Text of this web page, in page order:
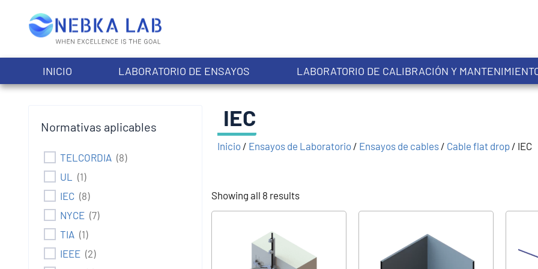
INICIO LABORATORIO DE ENSAYOS LABORATORIO DE CALIBRACIÓN Y
Normativas aplicables
TELCORDIA (8)
UL
(1)
IEC (8)
NYCE (7)
TIA (1)
IEEE (2)
IEC
Inicio / Ensayos de Laboratorio / Ensayos de cables / Cable flat drop / IEC
Showing all 8 results